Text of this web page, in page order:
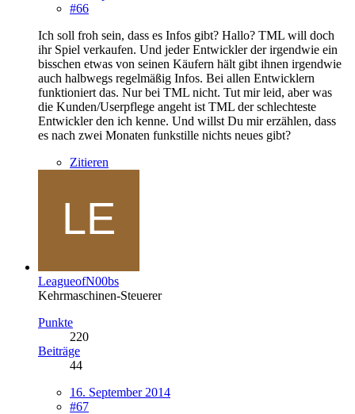
#66
Ich soll froh sein, dass es Infos gibt? Hallo? TML will doch
ihr Spiel verkaufen. Und jeder Entwickler der irgendwie ein
bisschen etwas von seinen Käufern hält gibt ihnen irgendwie
auch halbwegs regelmäßig Infos. Bei allen Entwicklern
funktioniert das. Nur bei TML nicht. Tut mir leid, aber was
die Kunden/Userpflege angeht ist TML der schlechteste
Entwickler den ich kenne. Und willst Du mir erzählen, dass
es nach zwei Monaten funkstille nichts neues gibt?
Zitieren
LeagueofN00bs
Kehrmaschinen-Steuerer
Punkte
220
Beiträge
44
16. September 2014
#67